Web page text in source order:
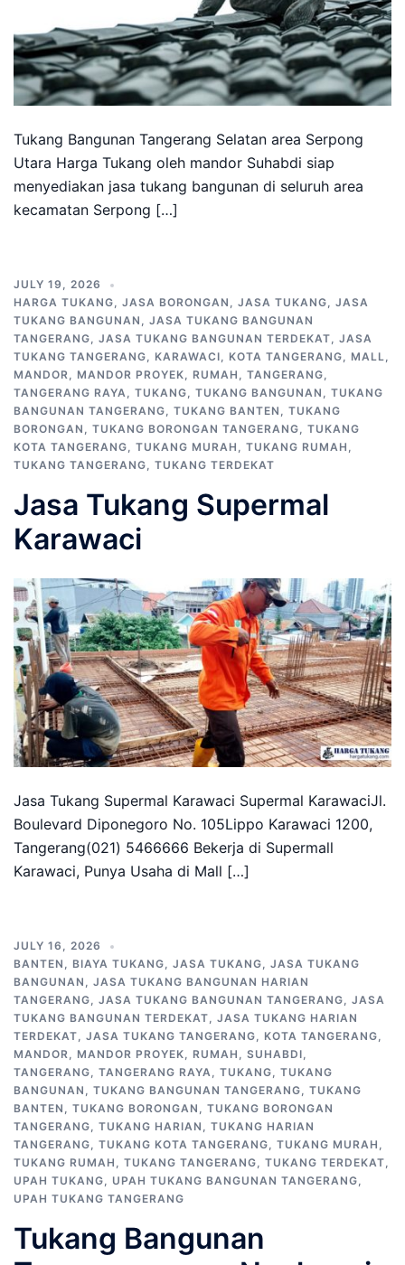
Tukang Bangunan Tangerang Selatan area Serpong
Utara Harga Tukang oleh mandor Suhabdi siap
menyediakan jasa tukang bangunan di seluruh area
kecamatan Serpong […]
JULY 19, 2026
HARGA TUKANG, JASA BORONGAN , JASA TUKANG, JASA
TUKANG BANGUNAN , JASA TUKANG BANGUNAN
TANGERANG, JASA TUKANG BANGUNAN TERDEKAT, JASA
TUKANG TANGERANG, KARAWACI, KOTA TANGERANG, MALL,
MANDOR, MANDOR PROYEK, RUMAH , TANGERANG,
TANGERANG RAYA, TUKANG, TUKANG BANGUNAN , TUKANG
BANGUNAN TANGERANG, TUKANG BANTEN , TUKANG
BORONGAN , TUKANG BORONGAN TANGERANG, TUKANG
KOTA TANGERANG, TUKANG MURAH , TUKANG RUMAH ,
TUKANG TANGERANG, TUKANG TERDEKAT
Jasa Tukang Supermal
Karawaci
Jasa Tukang Supermal Karawaci Supermal KarawaciJl.
Boulevard Diponegoro No. 105Lippo Karawaci 1200,
Tangerang(021) 5466666 Bekerja di Supermall
Karawaci, Punya Usaha di Mall […]
JULY 16, 2026
BANTEN , BIAYA TUKANG, JASA TUKANG, JASA TUKANG
BANGUNAN , JASA TUKANG BANGUNAN HARIAN
TANGERANG, JASA TUKANG BANGUNAN TANGERANG, JASA
TUKANG BANGUNAN TERDEKAT, JASA TUKANG HARIAN
TERDEKAT, JASA TUKANG TANGERANG, KOTA TANGERANG,
MANDOR, MANDOR PROYEK, RUMAH , SUHABDI,
TANGERANG, TANGERANG RAYA, TUKANG, TUKANG
BANGUNAN , TUKANG BANGUNAN TANGERANG, TUKANG
BANTEN , TUKANG BORONGAN , TUKANG BORONGAN
TANGERANG, TUKANG HARIAN , TUKANG HARIAN
TANGERANG, TUKANG KOTA TANGERANG, TUKANG MURAH ,
TUKANG RUMAH , TUKANG TANGERANG, TUKANG TERDEKAT,
UPAH TUKANG, UPAH TUKANG BANGUNAN TANGERANG,
UPAH TUKANG TANGERANG
Tukang Bangunan